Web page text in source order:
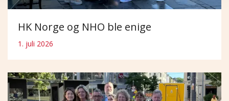
HK Norge og NHO ble enige
1. juli 2026